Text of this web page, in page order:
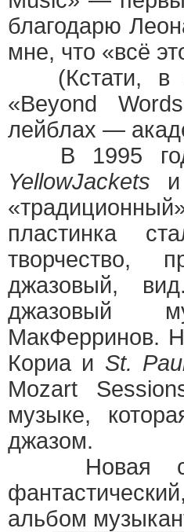
благодарю
мне, что «всё
(Кстати, в
«Beyond
лейблах —
В 1995 году
YellowJackets и
пластинка
творчество,
джазовый,
джазовый
МакФерринов.
Кориа и St.
Mozart
музыке,
джазом.
Новая
альбом